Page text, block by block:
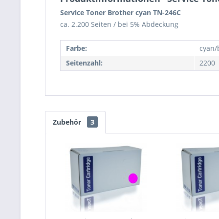
Service Toner Brother cyan TN-246C
ca. 2.200 Seiten / bei 5% Abdeckung
Farbe:
Seitenzahl:
2200
Zubehör 3